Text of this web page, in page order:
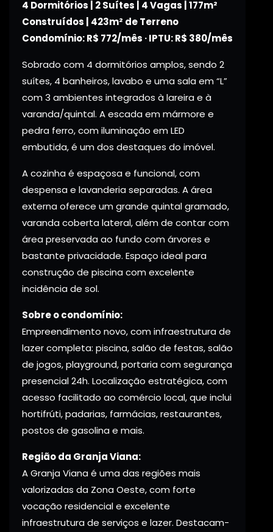
4 Dormitórios | 2 Suítes | 4 Vagas | 177m²
Construídos | 423m² de Terreno
Condomínio: R$ 772/mês · IPTU: R$ 380/mês
Sobrado com 4 dormitórios amplos, sendo 2
suítes, 4 banheiros, lavabo e uma sala em “L”
com 3 ambientes integrados à lareira e à
varanda/quintal. A escada em mármore e
pedra ferro, com iluminação em LED
embutida, é um dos destaques do imóvel.
A cozinha é espaçosa e funcional, com
despensa e lavanderia separadas. A área
externa oferece um grande quintal gramado,
varanda coberta lateral, além de contar com
área preservada ao fundo com árvores e
bastante privacidade. Espaço ideal para
construção de piscina com excelente
incidência de sol.
Sobre o condomínio:
Empreendimento novo, com infraestrutura de
lazer completa: piscina, salão de festas, salão
de jogos, playground, portaria com segurança
presencial 24h. Localização estratégica, com
acesso facilitado ao comércio local, que inclui
hortifrúti, padarias, farmácias, restaurantes,
postos de gasolina e mais.
Região da Granja Viana:
A Granja Viana é uma das regiões mais
valorizadas da Zona Oeste, com forte
vocação residencial e excelente
infraestrutura de serviços e lazer. Destacam-